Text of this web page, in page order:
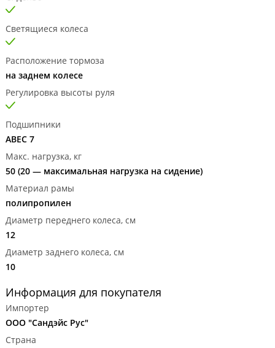
Светящиеся колеса
Расположение тормоза
на заднем колесе
Регулировка высоты руля
Подшипники
ABEC 7
Макс. нагрузка, кг
50 (20 — максимальная нагрузка на сидение)
Материал рамы
полипропилен
Диаметр переднего колеса, см
12
Диаметр заднего колеса, см
10
Информация для покупателя
Импортер
ООО "Сандэйс Рус"
Страна